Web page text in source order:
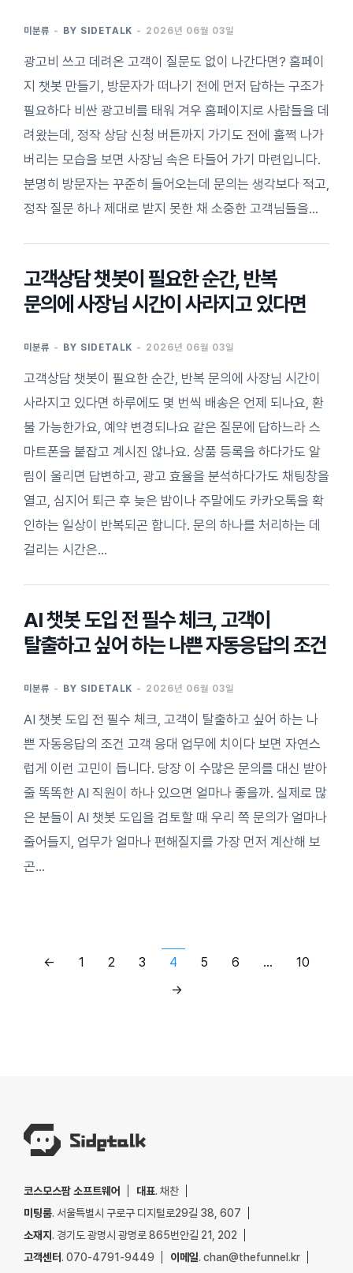
미분류 BY SIDETALK 2026년 06월 03일
광고비 쓰고 데려온 고객이 질문도 없이 나간다면? 홈페이
지 챗봇 만들기, 방문자가 떠나기 전에 먼저 답하는 구조가
필요하다 비싼 광고비를 태워 겨우 홈페이지로 사람들을 데
려왔는데, 정작 상담 신청 버튼까지 가기도 전에 훌쩍 나가
버리는 모습을 보면 사장님 속은 타들어 가기 마련입니다.
분명히 방문자는 꾸준히 들어오는데 문의는 생각보다 적고,
정작 질문 하나 제대로 받지 못한 채 소중한 고객님들을…
고객상담 챗봇이 필요한 순간, 반복
문의에 사장님 시간이 사라지고 있다면
미분류 BY SIDETALK 2026년 06월 03일
고객상담 챗봇이 필요한 순간, 반복 문의에 사장님 시간이
사라지고 있다면 하루에도 몇 번씩 배송은 언제 되나요, 환
불 가능한가요, 예약 변경되나요 같은 질문에 답하느라 스
마트폰을 붙잡고 계시진 않나요. 상품 등록을 하다가도 알
림이 울리면 답변하고, 광고 효율을 분석하다가도 채팅창을
열고, 심지어 퇴근 후 늦은 밤이나 주말에도 카카오톡을 확
인하는 일상이 반복되곤 합니다. 문의 하나를 처리하는 데
걸리는 시간은…
AI 챗봇 도입 전 필수 체크, 고객이
탈출하고 싶어 하는 나쁜 자동응답의 조건
미분류 BY SIDETALK 2026년 06월 03일
AI 챗봇 도입 전 필수 체크, 고객이 탈출하고 싶어 하는 나
쁜 자동응답의 조건 고객 응대 업무에 치이다 보면 자연스
럽게 이런 고민이 듭니다. 당장 이 수많은 문의를 대신 받아
줄 똑똑한 AI 직원이 하나 있으면 얼마나 좋을까. 실제로 많
은 분들이 AI 챗봇 도입을 검토할 때 우리 쪽 문의가 얼마나
줄어들지, 업무가 얼마나 편해질지를 가장 먼저 계산해 보
곤…
← 1 2 3 4 5 6 …
10
→
코스모스팜 소프트웨어 대표. 채찬
미팅룸. 서울특별시 구로구 디지털로29길 38, 607
소재지. 경기도 광명시 광명로 865번안길 21, 202
고객센터. 070-4791-9449 이메일. chan@thefunnel.kr